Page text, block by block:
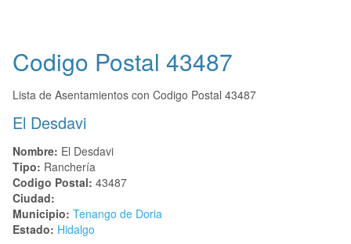
Codigo Postal 43487
Lista de Asentamientos con Codigo Postal 43487
El Desdavi
Nombre: El Desdavi
Tipo: Ranchería
Codigo Postal: 43487
Ciudad:
Municipio: Tenango de Doria
Estado: Hidalgo